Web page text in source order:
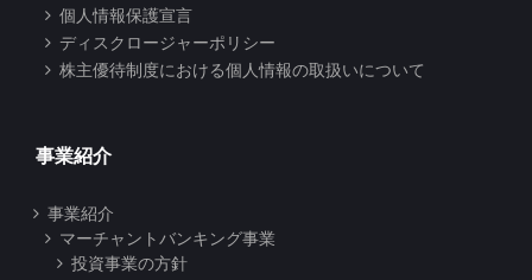
個人情報保護宣言
ディスクロージャーポリシー
株主優待制度における個人情報の取扱いについて
事業紹介
事業紹介
マーチャントバンキング事業
投資事業の方針